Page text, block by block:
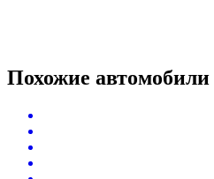
Похожие автомобили